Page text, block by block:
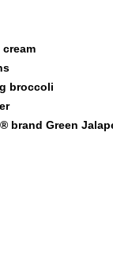
broccoli
brand Green